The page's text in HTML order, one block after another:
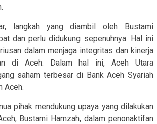
langkah yang diambil oleh Bustami
dan perlu didukung sepenuhnya. Hal ini
dalam menjaga integritas dan kinerja
di Aceh. Dalam hal ini, Aceh Utara
saham terbesar di Bank Aceh Syariah
Aceh.
pihak mendukung upaya yang dilakukan
Bustami Hamzah, dalam penonaktifan